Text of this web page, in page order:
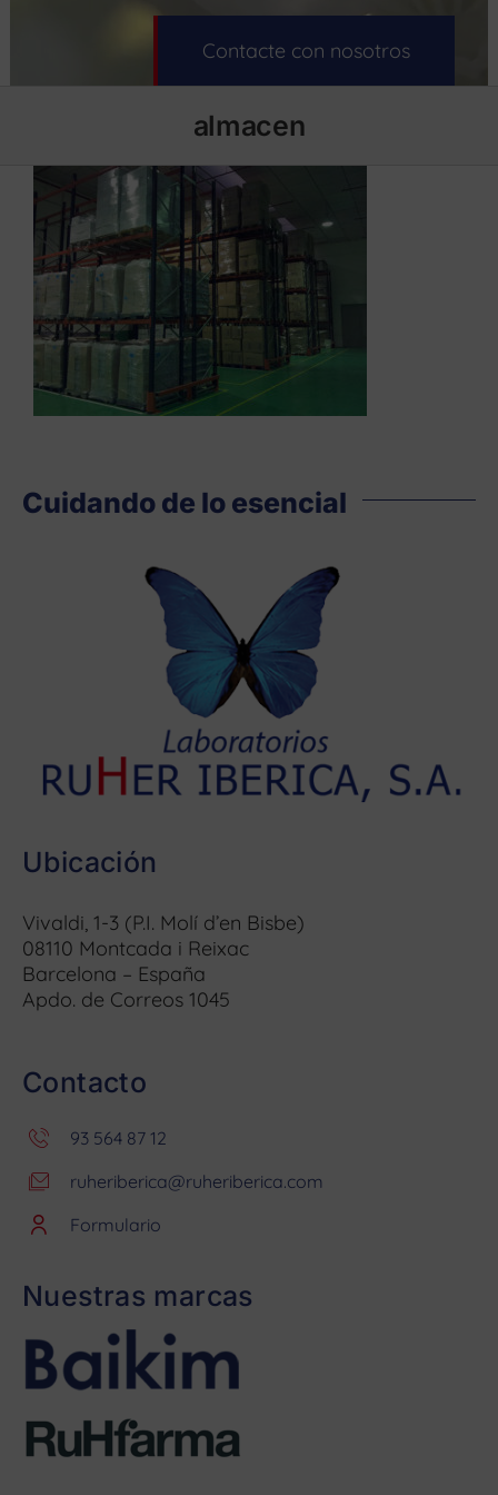
Contacte con nosotros
almacen
Cuidando de lo esencial
Ubicación
Vivaldi, 1-3 (P.I. Molí d’en Bisbe)
08110 Montcada i Reixac
Barcelona – España
Apdo. de Correos 1045
Contacto
93 564 87 12
ruheriberica@ruheriberica.com
Formulario
Nuestras marcas